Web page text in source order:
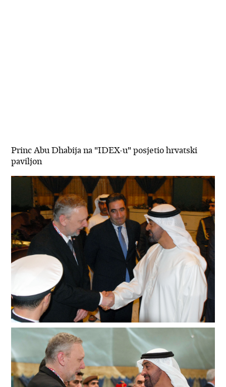
Princ Abu Dhabija na "IDEX-u" posjetio hrvatski
paviljon